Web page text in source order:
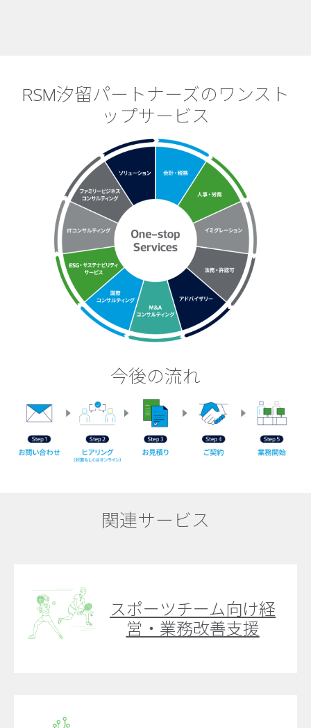
RSM汐留パートナーズのワンスト
ップサービス
今後の流れ
関連サービス
スポーツチーム向け経
営・業務改善支援